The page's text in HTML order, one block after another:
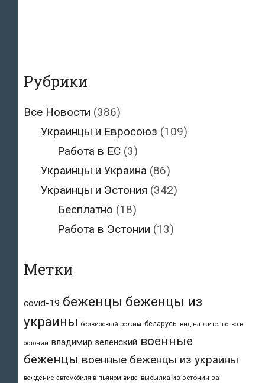
Рубрики
Все Новости (386)
Украинцы и Евросоюз (109)
Работа в ЕС (3)
Украинцы и Украина (86)
Украинцы и Эстония (342)
Бесплатно (18)
Работа в Эстонии (13)
Метки
covid-19 беженцы беженцы из
украины безвизовый режим беларусь вид на жительство в
эстонии владимир зеленский военные
беженцы военные беженцы из украины
вождение автомобиля в пьяном виде высылка из эстонии за